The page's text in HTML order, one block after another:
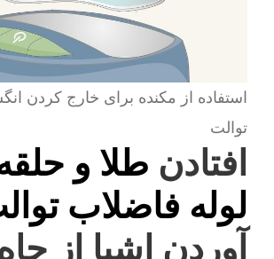
استفاده از مکنده برای خارج کردن
توالت
افتادن طلا و
لوله فاضلاب
آوردن اشیا از